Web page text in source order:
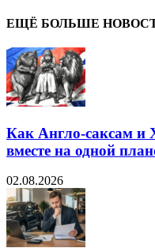
ЕЩЁ БОЛЬШЕ
Как Англо-саксам и
вместе на одной
02.08.2026